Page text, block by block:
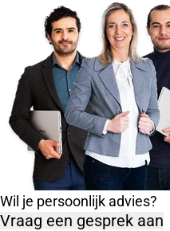
Wil je persoonlijk advies?
Vraag een gesprek aan